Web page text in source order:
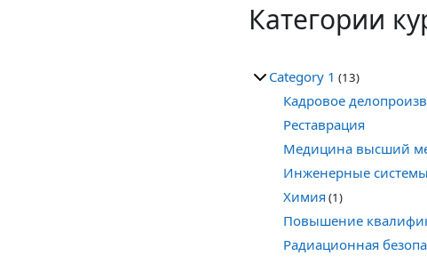
Категории
Category 1 (13)
Кадровое
Реставрация
Медицина высший
Инженерные системы
Химия(1)
Повышение
Радиационная